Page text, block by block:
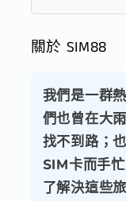
關於 SIM88
我們是一群
們也曾在大
找不到路；
SIM卡而手
了解決這些